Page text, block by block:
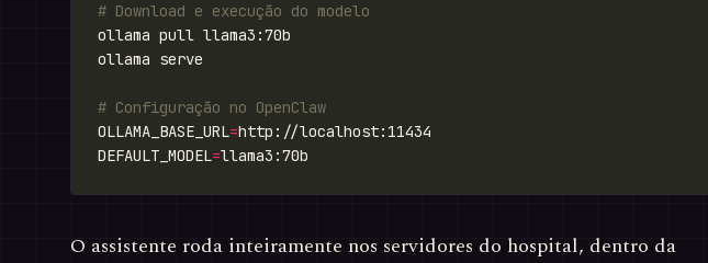
# Download e execução do modelo
# Configuração no OpenClaw
OLLAMA_BASE_URL=
DEFAULT_MODEL=
O assistente roda inteiramente nos servidores do hospital, dentro da